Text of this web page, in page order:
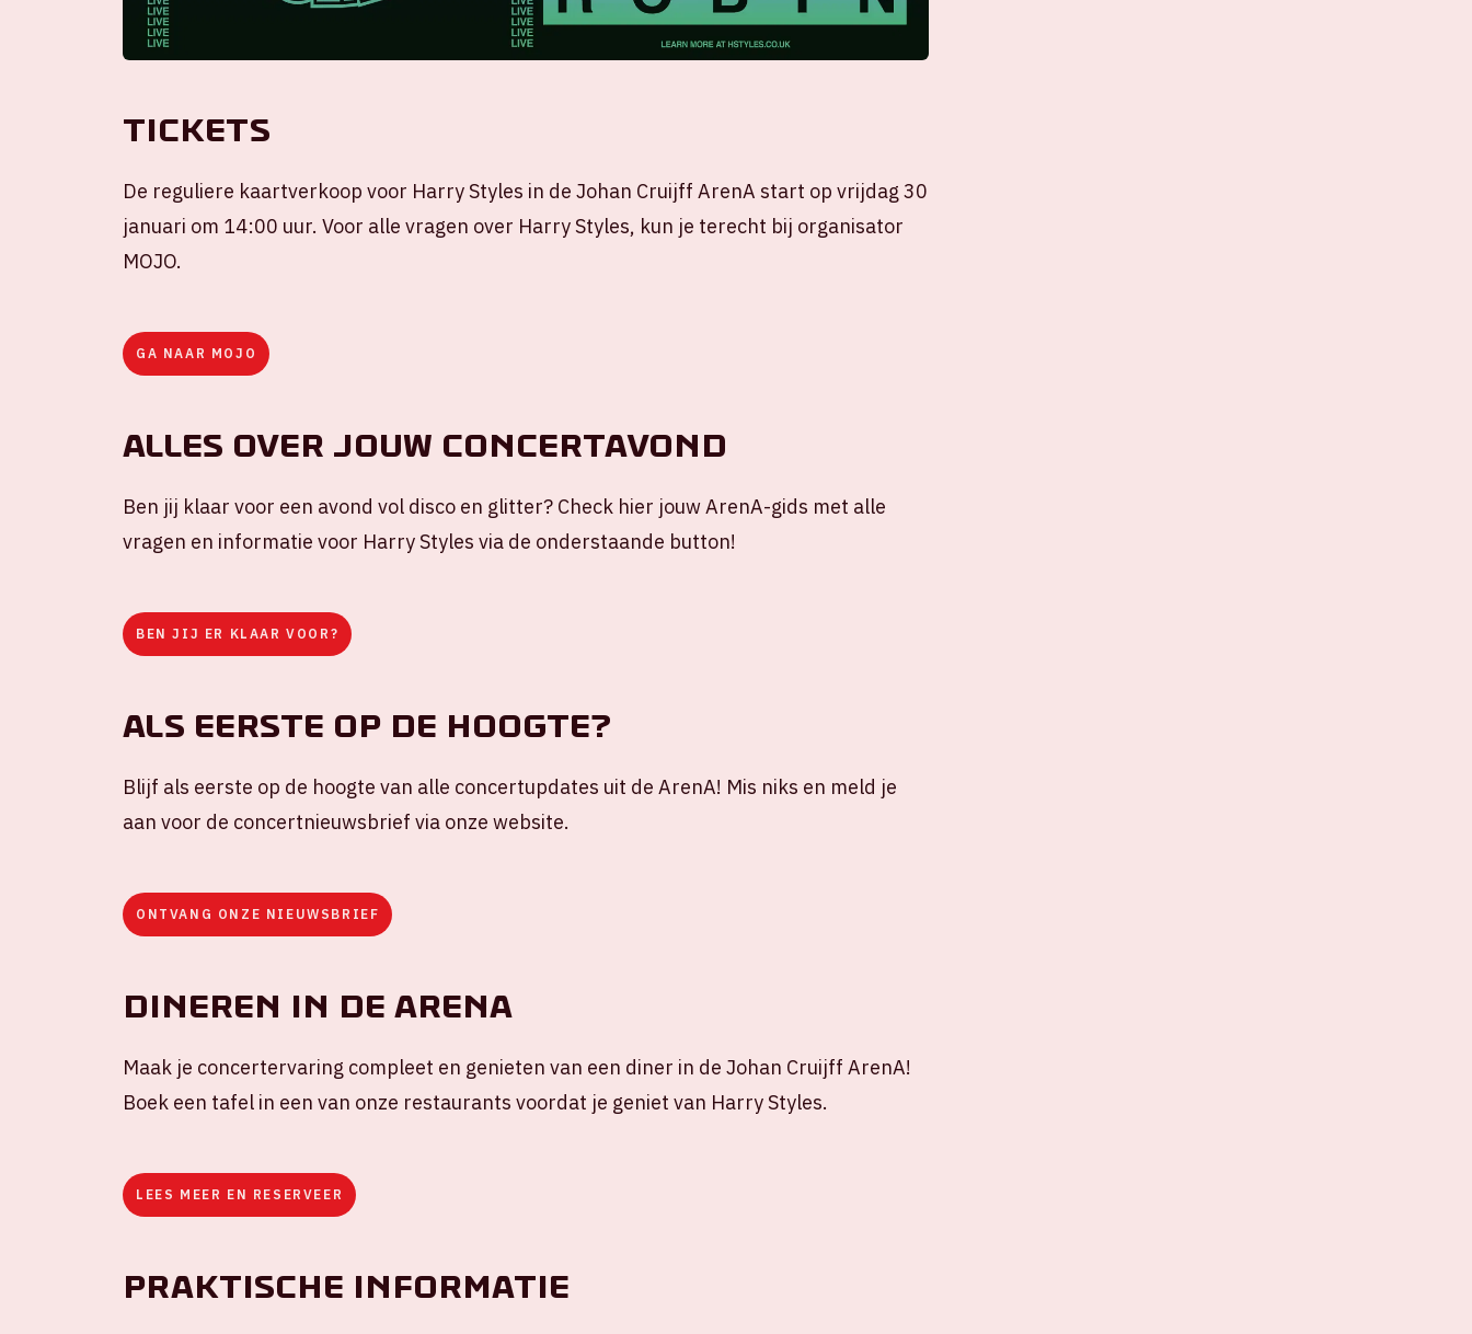
Tickets
De reguliere kaartverkoop voor Harry Styles in de Johan Cruijff ArenA start op vrijdag 30
januari om 14:00 uur. Voor alle vragen over Harry Styles, kun je terecht bij organisator
MOJO.
GA NAAR MOJO
Alles over jouw concertavond
Ben jij klaar voor een avond vol disco en glitter? Check hier jouw ArenA-gids met alle
vragen en informatie voor Harry Styles via de onderstaande button!
BEN JIJ ER KLAAR VOOR?
Als eerste op de hoogte?
Blijf als eerste op de hoogte van alle concertupdates uit de ArenA! Mis niks en meld je
aan voor de concertnieuwsbrief via onze website.
ONTVANG ONZE NIEUWSBRIEF
Dineren in de ArenA
Maak je concertervaring compleet en genieten van een diner in de Johan Cruijff ArenA!
Boek een tafel in een van onze restaurants voordat je geniet van Harry Styles.
LEES MEER EN RESERVEER
Praktische informatie